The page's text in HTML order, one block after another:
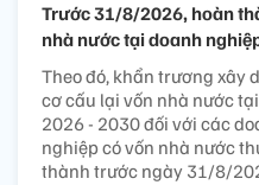
Trước 31/8/2026, hoàn
nhà nước tại doanh
Theo đó, khẩn trương xây
cơ cấu lại vốn nhà nước
2026 - 2030 đối với các
nghiệp có vốn nhà nước
thành trước ngày 31/8/